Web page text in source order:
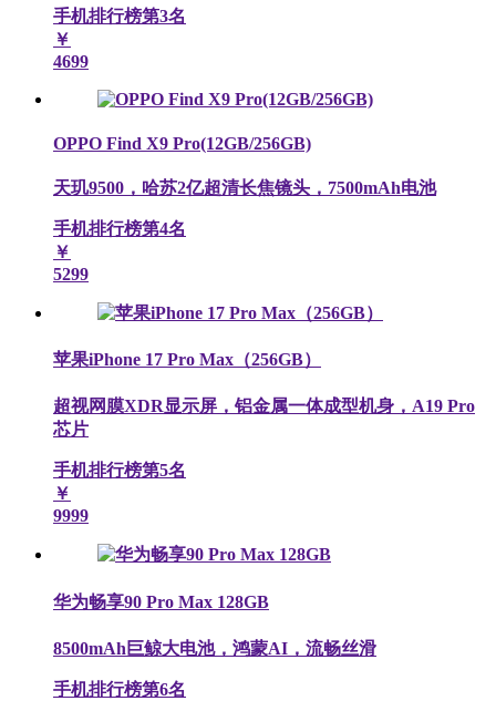
手机排行榜第3名
￥
4699
OPPO Find X9 Pro(12GB/256GB)
天玑9500，哈苏2亿超清长焦镜头，7500mAh电池
手机排行榜第4名
￥
5299
苹果iPhone 17 Pro Max（256GB）
超视网膜XDR显示屏，铝金属一体成型机身，A19 Pro
芯片
手机排行榜第5名
￥
9999
华为畅享90 Pro Max 128GB
8500mAh巨鲸大电池，鸿蒙AI，流畅丝滑
手机排行榜第6名